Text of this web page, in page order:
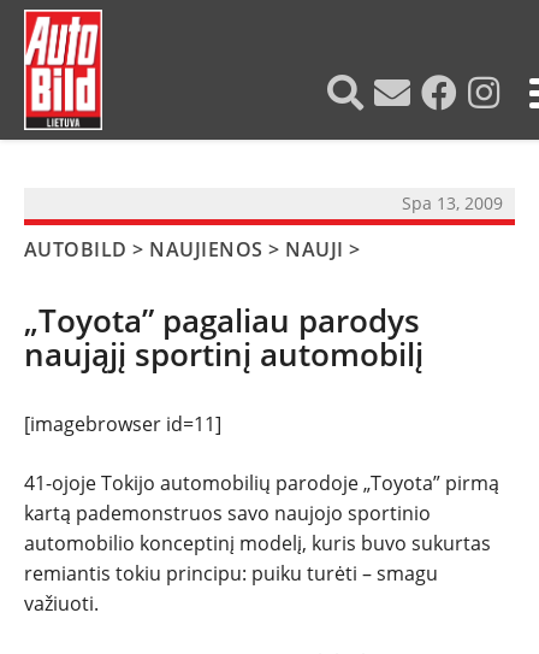
NAUJIENOS
TESTAI
Spa 13, 2009
AUTOBILD > NAUJIENOS > NAUJI >
„Toyota” pagaliau parodys
naująjį sportinį automobilį
[imagebrowser id=11]
41-ojoje Tokijo automobilių parodoje „Toyota” pirmą
kartą pademonstruos savo naujojo sportinio
automobilio konceptinį modelį, kuris buvo sukurtas
remiantis tokiu principu: puiku turėti – smagu
važiuoti.